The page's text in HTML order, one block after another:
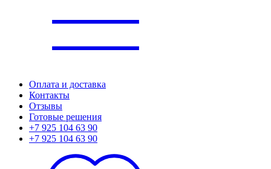
Оплата и доставка
Контакты
Отзывы
Готовые решения
+7 925 104 63 90
+7 925 104 63 90